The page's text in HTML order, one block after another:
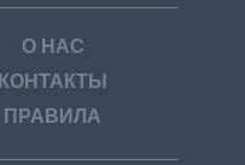
О НАС
КОНТАКТЫ
ПРАВИЛА